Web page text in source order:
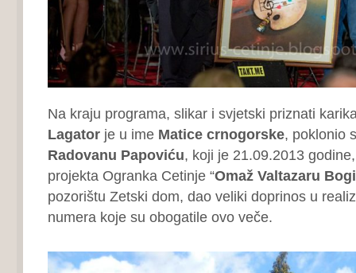
Na kraju programa, slikar i svjetski priznati
Lagatorje u ime Matice crnogorske, poklonio
Radovanu Papoviću, koji je 21.09.2013
projekta Ogranka Cetinje “Omaž Valtazaru
pozorištu Zetski dom, dao veliki doprinos u
numera koje su obogatile ovo veče.